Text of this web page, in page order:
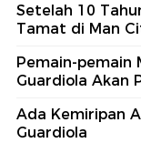
Setelah 10
Tamat di Man
Pemain-pemain
Guardiola Akan
Ada Kemiripan
Guardiola